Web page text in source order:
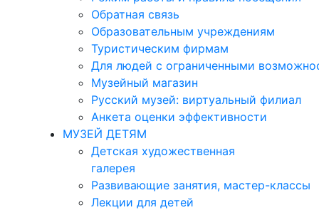
Обратная связь
Образовательным учреждениям
Туристическим фирмам
Для людей с ограниченными
Музейный магазин
Русский музей: виртуальный филиал
Анкета оценки эффективности
МУЗЕЙ ДЕТЯМ
Детская художественная
галерея
Развивающие занятия, мастер-классы
Лекции для детей